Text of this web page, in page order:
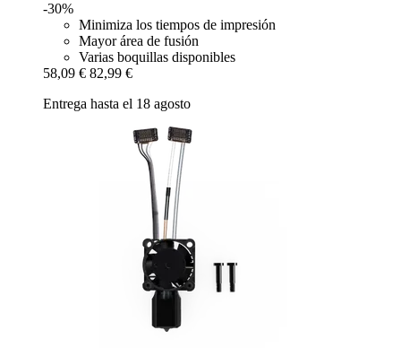
-30%
Minimiza los tiempos de impresión
Mayor área de fusión
Varias boquillas disponibles
58,09 € 82,99 €
Entrega hasta el 18 agosto